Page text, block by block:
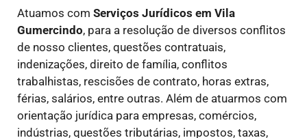
Atuamos com Serviços Jurídicos em Vila
Gumercindo, para a resolução de diversos conflitos
de nosso clientes, questões contratuais,
indenizações, direito de família, conflitos
trabalhistas, rescisões de contrato, horas extras,
férias, salários, entre outras. Além de atuarmos com
orientação jurídica para empresas, comércios,
indústrias, questões tributárias, impostos, taxas,